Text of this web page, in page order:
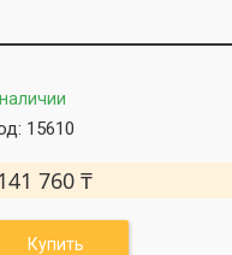
15610
760 ₸
Купить